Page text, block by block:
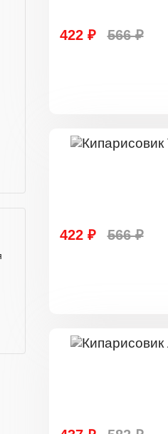
422 ₽ 566 ₽
422 ₽ 566 ₽